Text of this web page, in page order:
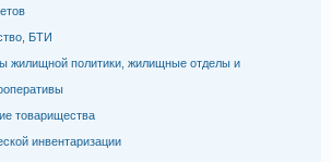
БТИ
жилищной политики, жилищные отделы и
товарищества
инвентаризации